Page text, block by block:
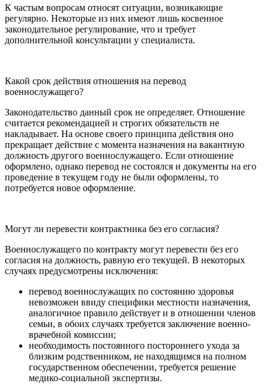
К частым вопросам относят ситуации, возникающие
регулярно. Некоторые из них имеют лишь косвенное
законодательное регулирование, что и требует
дополнительной консультации у специалиста.
Какой срок действия отношения на перевод
военнослужащего?
Законодательство данный срок не определяет. Отношение
считается рекомендацией и строгих обязательств не
накладывает. На основе своего принципа действия оно
прекращает действие с момента назначения на вакантную
должность другого военнослужащего. Если отношение
оформлено, однако перевод не состоялся и документы на его
проведение в текущем году не были оформлены, то
потребуется новое оформление.
Могут ли перевести контрактника без его согласия?
Военнослужащего по контракту могут перевести без его
согласия на должность, равную его текущей. В некоторых
случаях предусмотрены исключения:
перевод военнослужащих по состоянию здоровья
невозможен ввиду специфики местности назначения,
аналогичное правило действует и в отношении членов
семьи, в обоих случаях требуется заключение военно-
врачебной комиссии;
необходимость постоянного постороннего ухода за
близким родственником, не находящимся на полном
государственном обеспечении, требуется решение
медико-социальной экспертизы.